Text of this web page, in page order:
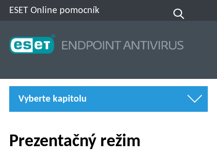
ESET Online pomocník
Vyberte kapitolu
Prezentačný režim